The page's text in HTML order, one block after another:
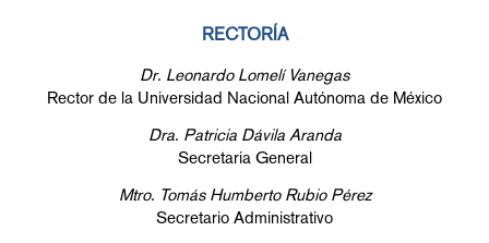
RECTORÍA
Dr. Leonardo Lomelí Vanegas
Rector de la Universidad Nacional Autónoma de México
Dra. Patricia Dávila Aranda
Secretaria General
Mtro. Tomás Humberto Rubio Pérez
Secretario Administrativo